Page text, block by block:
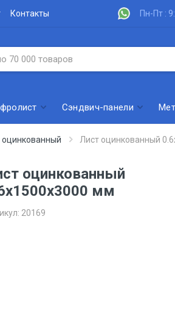
Контакты Пн-Пт :
Сэндвич-панели
оцинкованный Лист оцинкованный
оцинкованный
мм
20169